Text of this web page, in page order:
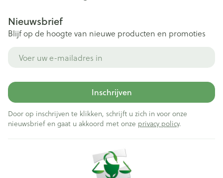
Nieuwsbrief
Blijf op de hoogte van nieuwe producten en promoties
Inschrijven
Door op inschrijven te klikken, schrijft u zich in voor onze
nieuwsbrief en gaat u akkoord met onze privacy policy.